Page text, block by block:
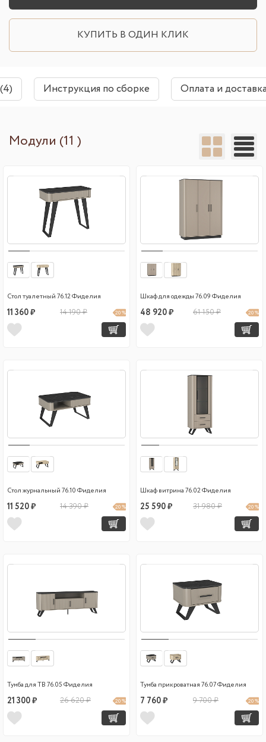
КУПИТЬ В ОДИН КЛИК
Инструкция по сборке Оплата и
Модули (11 )
Стол туалетный 76.12 Фиделия
11 360 ₽ 14 190 ₽ 20 %
Шкаф для одежды 76.09 Фиделия
48 920 ₽ 61 150 ₽ 20 %
Стол журнальный 76.10 Фиделия
11 520 ₽ 14 390 ₽ 20 %
Шкаф витрина 76.02 Фиделия
25 590 ₽ 31 980 ₽ 20 %
Тумба для ТВ 76.05 Фиделия
21 300 ₽ 26 620 ₽ 20 %
Тумба прикроватная 76.07 Фиделия
7 760 ₽ 9 700 ₽ 20 %